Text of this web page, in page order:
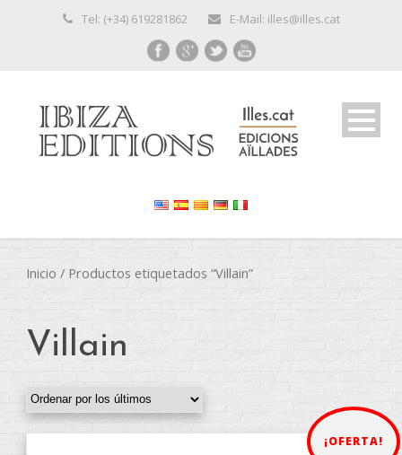
Tel: (+34) 619281862 E-Mail: illes@illes.cat
Inicio / Productos etiquetados “Villain”
Villain
¡OFERTA!